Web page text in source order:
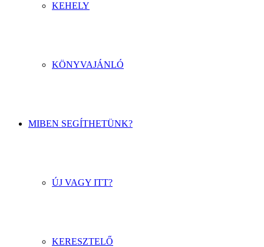
KEHELY
KÖNYVAJÁNLÓ
MIBEN SEGÍTHETÜNK?
ÚJ VAGY ITT?
KERESZTELŐ